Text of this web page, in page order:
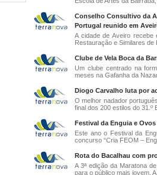
Conselho Consultivo da
Portugal reunido em
A cidade de Aveiro recebe
Restauração e Similares de
Clube de Vela Boca da
Um clube centrado na
meses na Gafanha da
Diogo Carvalho luta por
O melhor nadador
final dos 200 estilos do 31.º
Festival da Enguia e
Este ano o Festival da
concurso “Cria FEOM –
Rota do Bacalhau com
A 3ª edição da Maratona
para o público mais jovem.